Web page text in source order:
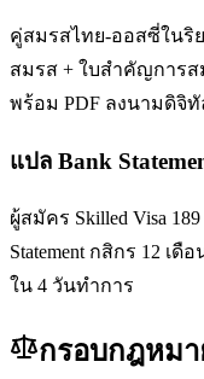
คู่สมรสไทย-ออสซี่ในริย
สมรส + ใบสำคัญการส
พร้อม PDF ลงนามดิจิทั
แปล Bank
ผู้สมัคร Skilled Visa
Statement กสิกร 12 เดื
ใน 4 วันทำการ
กรอบกฎหมา